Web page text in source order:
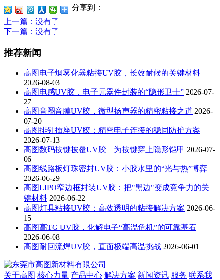
分享到：
上一篇 ：没有了
下一篇 ：没有了
推荐新闻
高图电子烟雾化器粘接UV胶，长效耐候的关键材料
2026-08-03
高图电感UV胶，电子元器件封装的“隐形卫士” 2026-07-
27
高图音圈音膜UV胶，微型扬声器的精密粘接之道 2026-
07-20
高图排针插座UV胶：精密电子连接的稳固防护方案
2026-07-13
高图数码按键披覆UV胶：为按键穿上隐形铠甲 2026-07-
06
高图线路板灯珠密封UV胶：小胶水里的“光与热”博弈
2026-06-29
高图LIPO窄边框封装UV胶：把"黑边"变成竞争力的关
键材料 2026-06-22
高图灯具粘接UV胶：高效透明的粘接解决方案 2026-06-
15
高图高TG UV胶，化解电子“高温危机”的可靠基石
2026-06-08
高图耐回流焊UV胶，直面极端高温挑战 2026-06-01
关于高图 核心力量 产品中心 解决方案 新闻资讯 服务 联系我